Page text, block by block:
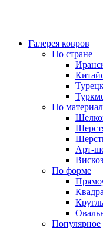
Галерея ковров
По стране
По
Арт-
По форме
Популярное